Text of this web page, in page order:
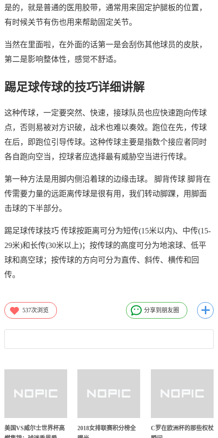
是的，就是普通的医用胶带，通常用来固定护腿板的位置，
有时候关节有伤也用来帮助固定关节。
当然在里面啦，在外面的话第一是会刮伤其他球员的皮肤，
第二是影响整体性，感觉不舒适。
踢足球传球的技巧详细讲解
这种传球，一定要突然、快速，接球队员也应快速跑向传球
点，否则易被对方识破，战术也难以奏效。跑位在先，传球
在后，即跑位引导传球。这种传球主要是指数个接应者同时
各自跑向空当，控球者应选择最有威胁空当进行传球。
第一种方法是用脚内侧沿着球的边缘击球。 脚背传球 脚背在
传需要力量的远距离传球是很有用，我们转动脚踝，用脚面
击球的下半部分。
踢足球传球技巧 传球按距离可分为短传(15米以内)、中传(15-
29米)和长传(30米以上)；按传球的高度可分为地滚球、低平
球和高空球；按传球的方向可分为直传、斜传、横传和回
传。
537次浏览 分享到朋友圈
美国VS威尔士世界杯高
2018女排联赛积分榜全
C罗在欧洲杯的那些权杖